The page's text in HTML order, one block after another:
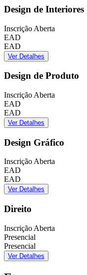
Design de Interiores
Inscrição Aberta
EAD
EAD
Ver Detalhes
Design de Produto
Inscrição Aberta
EAD
EAD
Ver Detalhes
Design Gráfico
Inscrição Aberta
EAD
EAD
Ver Detalhes
Direito
Inscrição Aberta
Presencial
Presencial
Ver Detalhes